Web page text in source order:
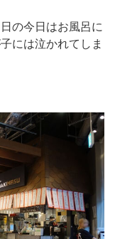
の今日はお風呂に
には泣かれてしま